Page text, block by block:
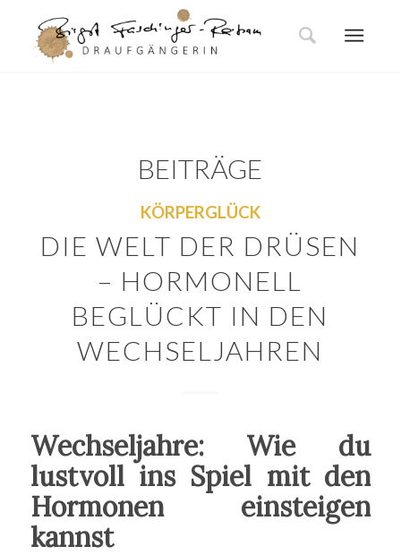
BEITRÄGE
KÖRPERGLÜCK
DIE WELT DER DRÜSEN
– HORMONELL
BEGLÜCKT IN DEN
WECHSELJAHREN
Wechseljahre: Wie du
lustvoll ins Spiel mit den
Hormonen einsteigen
kannst